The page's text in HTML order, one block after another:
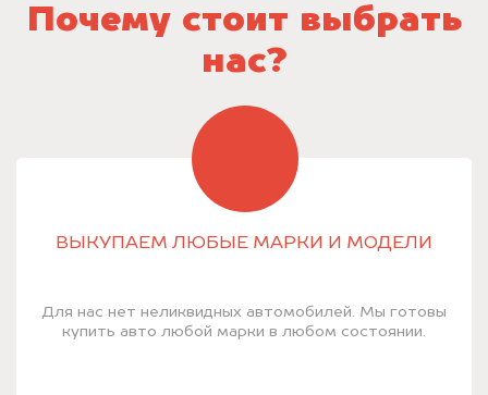
Почему стоит выбрать
нас?
ВЫКУПАЕМ ЛЮБЫЕ МАРКИ И МОДЕЛИ
Для нас нет неликвидных автомобилей. Мы готовы
купить авто любой марки в любом состоянии.